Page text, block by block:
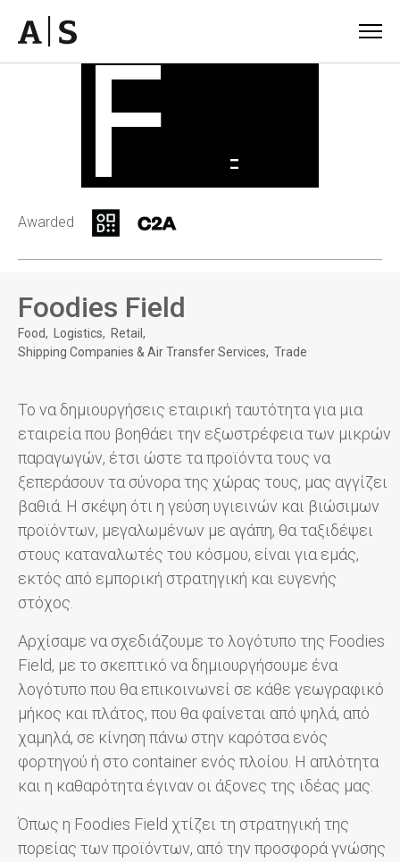
Awarded
Foodies Field
Food Logistics
Retail
Shipping Companies & Air Transfer Services
Trade
Το να δημιουργήσεις εταιρική ταυτότητα για μια
εταιρεία που βοηθάει την εξωστρέφεια των μικρών
παραγωγών, έτσι ώστε τα προϊόντα τους να
ξεπεράσουν τα σύνορα της χώρας τους, μας αγγίζει
βαθιά. Η σκέψη ότι η γεύση υγιεινών και βιώσιμων
προϊόντων, μεγαλωμένων με αγάπη, θα ταξιδέψει
στους καταναλωτές του κόσμου, είναι για εμάς,
εκτός από εμπορική στρατηγική και ευγενής
στόχος.
Αρχίσαμε να σχεδιάζουμε το λογότυπο της Foodies
Field, με το σκεπτικό να δημιουργήσουμε ένα
λογότυπο που θα επικοινωνεί σε κάθε γεωγραφικό
μήκος και πλάτος, που θα φαίνεται από ψηλά, από
χαμηλά, σε κίνηση πάνω στην καρότσα ενός
φορτηγού ή στο container ενός πλοίου. Η απλότητα
και η καθαρότητα έγιναν οι άξονες της ιδέας μας.
Όπως η Foodies Field χτίζει τη στρατηγική της
πορείας των προϊόντων, από την προσφορά γνώσης